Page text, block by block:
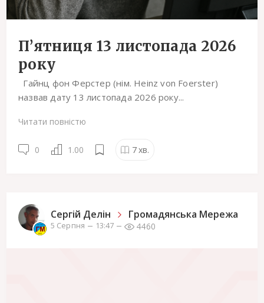
П’ятниця 13 листопада 2026
року
Гайнц фон Ферстер (нім. Heinz von Foerster)
назвав дату 13 листопада 2026 року...
Читати повністю
0 1.00 7хв.
Сергiй Делін Громадянська Мережа
5 Серпня 13:47 4460